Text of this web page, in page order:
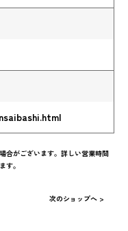
合がございます。詳しい営業時間
す。
次のショップへ >